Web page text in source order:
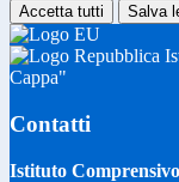
Accetta tutti Salva
Cappa"
Contatti
Istituto